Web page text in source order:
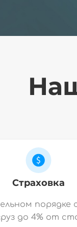
Страховка
порядке
до 4% от